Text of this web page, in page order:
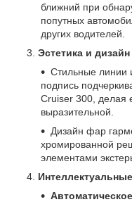
ближний при
попутных
других водителей.
Эстетика и дизайн
Стильные линии
подпись
Cruiser 300, делая
выразительной.
Дизайн фар
хромированной
элементами